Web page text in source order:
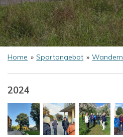
Home » Sportangebot » Wandern
2024